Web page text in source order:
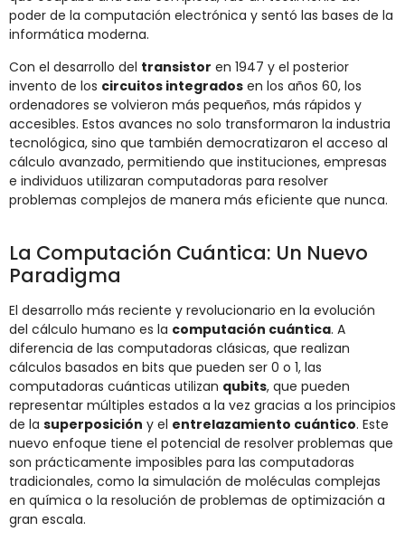
poder de la computación electrónica y sentó las bases de la
informática moderna.
Con el desarrollo del transistor en 1947 y el posterior
invento de los circuitos integrados en los años 60, los
ordenadores se volvieron más pequeños, más rápidos y
accesibles. Estos avances no solo transformaron la industria
tecnológica, sino que también democratizaron el acceso al
cálculo avanzado, permitiendo que instituciones, empresas
e individuos utilizaran computadoras para resolver
problemas complejos de manera más eficiente que nunca.
La Computación Cuántica: Un Nuevo
Paradigma
El desarrollo más reciente y revolucionario en la evolución
del cálculo humano es la computación cuántica. A
diferencia de las computadoras clásicas, que realizan
cálculos basados en bits que pueden ser 0 o 1, las
computadoras cuánticas utilizan qubits, que pueden
representar múltiples estados a la vez gracias a los principios
de la superposición y el entrelazamiento cuántico. Este
nuevo enfoque tiene el potencial de resolver problemas que
son prácticamente imposibles para las computadoras
tradicionales, como la simulación de moléculas complejas
en química o la resolución de problemas de optimización a
gran escala.